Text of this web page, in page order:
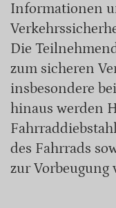
Informationen
Die
zum sicheren
insbesondere
hinaus werden
des Fahrrads
zur